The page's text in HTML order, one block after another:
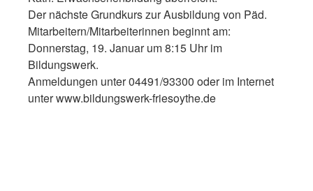
Der nächste Grundkurs zur Ausbildung von Päd.
Mitarbeitern/Mitarbeiterinnen beginnt am:
Donnerstag, 19. Januar um 8:15 Uhr im
Bildungswerk.
Anmeldungen unter 04491/93300 oder im Internet
unter www.bildungswerk-friesoythe.de